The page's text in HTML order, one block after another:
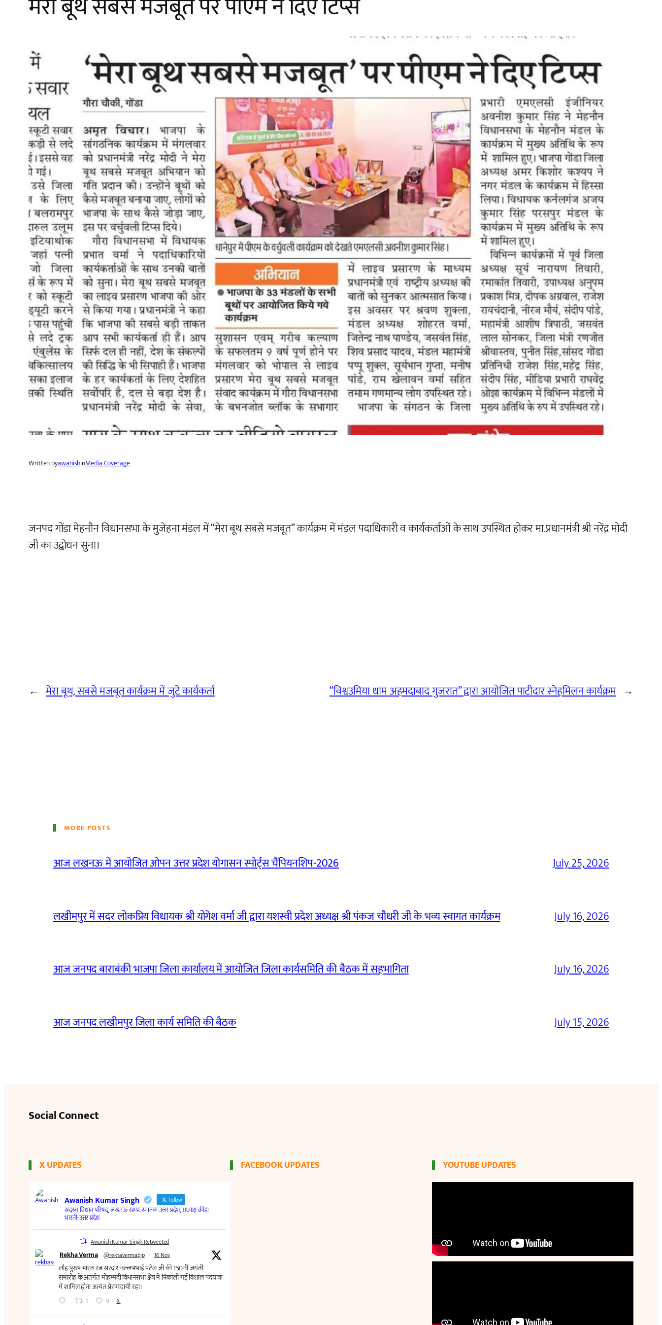
Written byawanishinMedia Coverage
जनपद गोंडा मेहनौन विधानसभा के मुजेहना मंडल में “मेरा बूथ सबसे मजबूत” कार्यक्रम में मंडल पदाधिकारी व कार्यकर्ताओं के साथ उपस्थित होकर मा.प्रधानमंत्री श्री नरेंद्र मोदी
जी का उद्बोधन सुना।
← मेरा बूथ, सबसे मजबूत कार्यक्रम में जुटे कार्यकर्ता “विश्वउमिया धाम अहमदाबाद गुजरात” द्वारा आयोजित पाटीदार स्नेहमिलन कार्यक्रम →
MORE POSTS
आज लखनऊ में आयोजित ओपन उत्तर प्रदेश योगासन स्पोर्ट्स चैंपियनशिप-2026 July 25, 2026
लखीमपुर में सदर लोकप्रिय विधायक श्री योगेश वर्मा जी द्वारा यशस्वी प्रदेश अध्यक्ष श्री पंकज चौधरी जी के भव्य स्वागत कार्यक्रम July 16, 2026
आज जनपद बाराबंकी भाजपा जिला कार्यालय में आयोजित जिला कार्यसमिति की बैठक में सहभागिता July 16, 2026
आज जनपद लखीमपुर जिला कार्य समिति की बैठक July 15, 2026
Social Connect
X UPDATES FACEBOOK UPDATES YOUTUBE UPDATES